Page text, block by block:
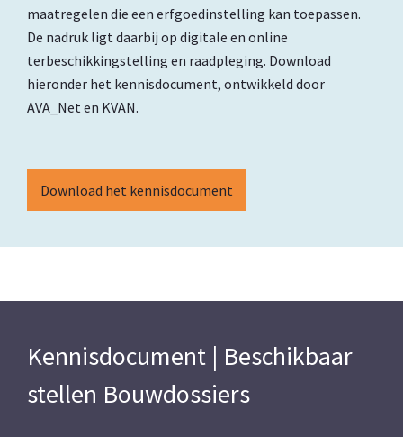
maatregelen die een erfgoedinstelling kan toepassen.
De nadruk ligt daarbij op digitale en online
terbeschikkingstelling en raadpleging. Download
hieronder het kennisdocument, ontwikkeld door
AVA_Net en KVAN.
Download het kennisdocument
Kennisdocument | Beschikbaar
stellen Bouwdossiers